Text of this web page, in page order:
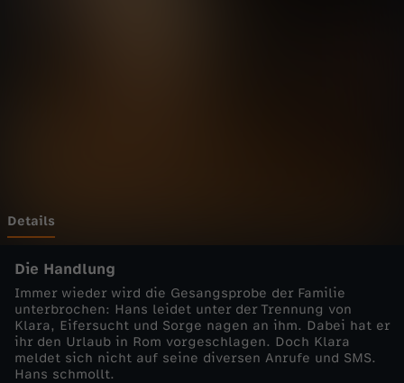
r
-
W
u
Details
Die Handlung
Immer wieder wird die Gesangsprobe der Familie
unterbrochen: Hans leidet unter der Trennung von
Klara, Eifersucht und Sorge nagen an ihm. Dabei hat er
ihr den Urlaub in Rom vorgeschlagen. Doch Klara
meldet sich nicht auf seine diversen Anrufe und SMS.
Hans schmollt.